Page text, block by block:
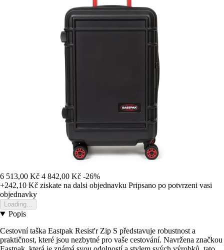
6 513,00 Kč 4 842,00 Kč -26%
+242,10 Kč ziskate na dalsi objednavku Pripsano po potvrzeni vasi
objednavky
Loading...
Popis
Cestovní taška Eastpak Resist'r Zip S představuje robustnost a
praktičnost, které jsou nezbytné pro vaše cestování. Navržena značkou